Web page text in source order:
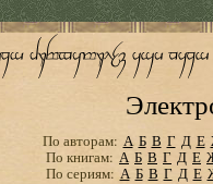
По авторам: А Б В Г Д Е
По книгам: А Б В Г Д Е
По сериям: А Б В Г Д Е